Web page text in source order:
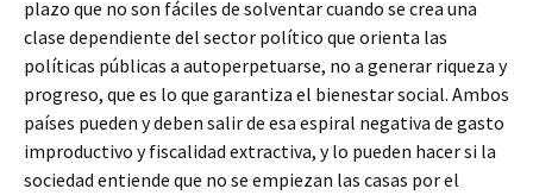
plazo que no son fáciles de solventar cuando se crea una
clase dependiente del sector político que orienta las
políticas públicas a autoperpetuarse, no a generar riqueza y
progreso, que es lo que garantiza el bienestar social. Ambos
países pueden y deben salir de esa espiral negativa de gasto
improductivo y fiscalidad extractiva, y lo pueden hacer si la
sociedad entiende que no se empiezan las casas por el